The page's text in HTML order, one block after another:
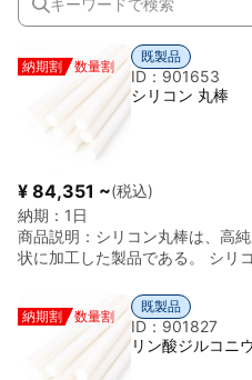
納期割 数量割
既製品
ID：901653
シリコン 丸棒
¥ 84,351 ~(税込)
納期： 1日
商品説明： シリコン丸棒は、高
状に加工した製品である。 シリ
導体産業において非常に重要な
また、高温環境でも安定した特
れ、半導体装置部材、電子材料
で利用される。 基本情報 項目
納期割 数量割
既製品
ID：901827
リン酸ジルコニ